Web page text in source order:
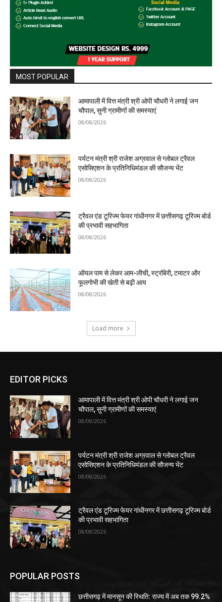
MOST POPULAR
आमापाली में वित्त मंत्री श्री ओपी चौधरी ने लगाई जन
चौपाल, सुनी ग्रामीणों की समस्याएं
08/08/2026
पर्यटन मंत्री श्री राजेश अग्रवाल से ग्लोबल ट्रैवल
एसोसिएशन के प्रतिनिधिमंडल की सौजन्य भेंट
08/08/2026
ट्रैवल एंड टूरिज्म फेयर गांधीनगर में छत्तीसगढ़ टूरिज्म बोर्ड
की प्रभावी सहभागिता
08/08/2026
ऑयल पाम से लेकर आम-लीची, स्ट्रॉबेरी, टमाटर और
फूलगोभी की खेती से बढ़ी आय
08/08/2026
Load more
EDITOR PICKS
आमापाली में वित्त मंत्री श्री ओपी चौधरी ने लगाई जन
चौपाल, सुनी ग्रामीणों की समस्याएं
08/08/2026
पर्यटन मंत्री श्री राजेश अग्रवाल से ग्लोबल ट्रैवल
एसोसिएशन के प्रतिनिधिमंडल की सौजन्य भेंट
08/08/2026
ट्रैवल एंड टूरिज्म फेयर गांधीनगर में छत्तीसगढ़ टूरिज्म बोर्ड
की प्रभावी सहभागिता
08/08/2026
POPULAR POSTS
छत्तीसगढ़ में मानसून की स्थिति: राज्य में अब तक 99.2%